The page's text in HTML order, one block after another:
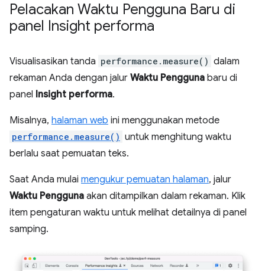
Pelacakan Waktu Pengguna Baru di
panel Insight performa
Visualisasikan tanda performance.measure() dalam
rekaman Anda dengan jalur Waktu Pengguna baru di
panel Insight performa.
Misalnya, halaman web ini menggunakan metode
performance.measure() untuk menghitung waktu
berlalu saat pemuatan teks.
Saat Anda mulai mengukur pemuatan halaman, jalur
Waktu Pengguna akan ditampilkan dalam rekaman. Klik
item pengaturan waktu untuk melihat detailnya di panel
samping.